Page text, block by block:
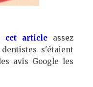
cet articleassez
s'étaient
avis Google les